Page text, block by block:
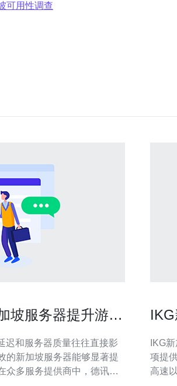
可用性调查
坡服务器提升游戏
迟和服务器质量往往直接影
的新加坡服务器能够显著提
众多服务提供商中，德讯电
IKG新加坡
项提
高速